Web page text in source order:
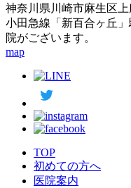
神奈川県川崎市麻生区上
小田急線「新百合ヶ丘
院がございます。
map
TOP
初めての方へ
医院案内